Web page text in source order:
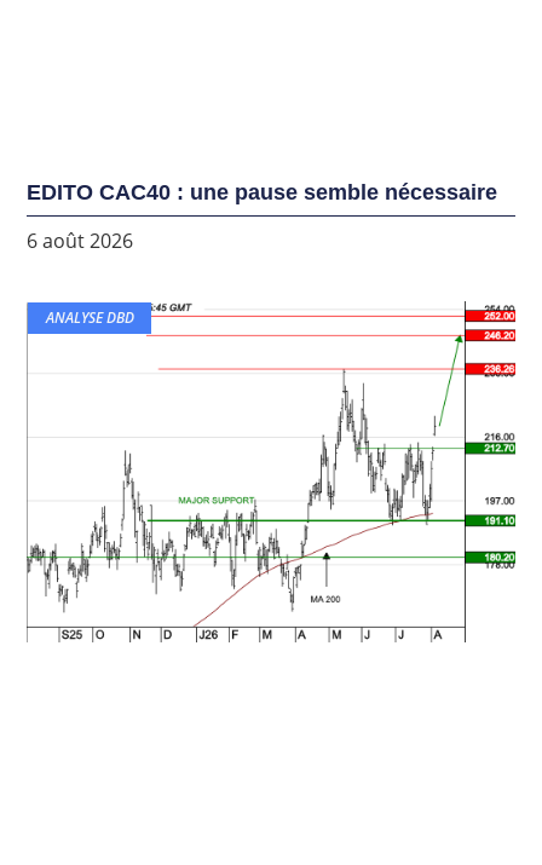
EDITO CAC40 : une pause semble nécessaire
6 août 2026
ANALYSE DBD